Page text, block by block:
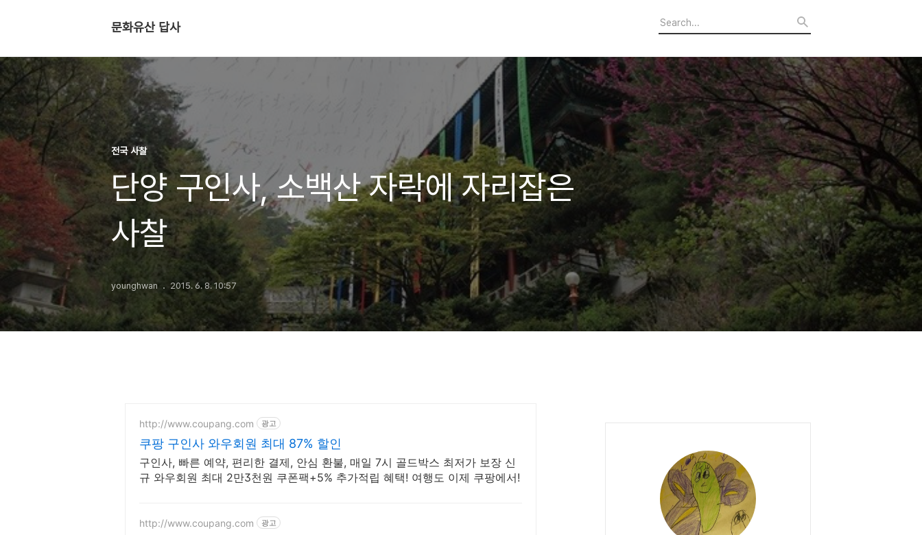
문화유산 답사
전국 사찰
단양 구인사, 소백산 자락에 자리잡은
사찰
younghwan 2015. 6. 8. 10:57
http://www.coupang.com 광고
쿠팡 구인사 와우회원 최대 87% 할인
구인사, 빠른 예약, 편리한 결제, 안심 환불, 매일 7시 골드박스 최저가 보장 신
규 와우회원 최대 2만3천원 쿠폰팩+5% 추가적립 혜택! 여행도 이제 쿠팡에서!
http://www.coupang.com 광고